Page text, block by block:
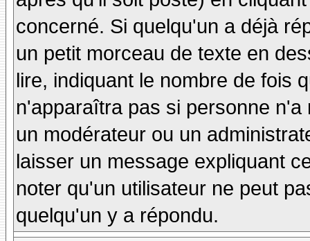
concerné. Si quelqu'un a déjà
un petit morceau de texte en
lire, indiquant le nombre de fois
n'apparaîtra pas si personne
un modérateur ou un
laisser un message expliquant
noter qu'un utilisateur ne peut
quelqu'un y a répondu.